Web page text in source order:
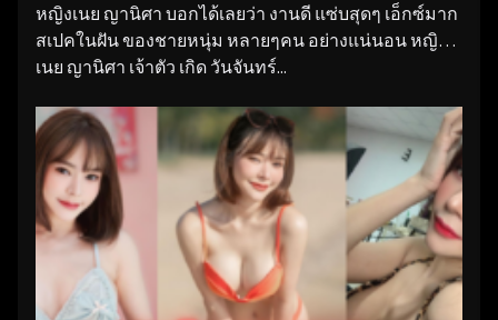
หญิงเนย ญานิศา บอกได้เลยว่า งานดี แซ่บสุดๆ เอ็กซ์มาก
สเปคในฝัน ของชายหนุ่ม หลายๆคน อย่างแน่นอน หญิง
เนย ญานิศา เจ้าตัว เกิด วันจันทร์...